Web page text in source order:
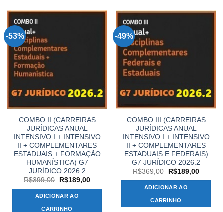
-53%
COMBO II (CARREIRAS
JURÍDICAS ANUAL
INTENSIVO I + INTENSIVO
II + COMPLEMENTARES
ESTADUAIS + FORMAÇÃO
HUMANÍSTICA) G7
JURÍDICO 2026.2
R$399,00
O
original
era:
R$399,00.
R$189,00O
R$189,00.
ADICIONAR AO
CARRINHO
-49%
COMBO III (CARREIRAS
JURÍDICAS ANUAL
INTENSIVO I + INTENSIVO
II + COMPLEMENTARES
ESTADUAIS E FEDERAIS)
G7 JURÍDICO 2026.2
R$369,00
O
original
era:
R$369,00.
R$189,00O
ADICIONAR AO
CARRINHO